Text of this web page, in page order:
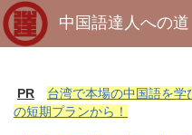
中国語達人への道
PR
台湾で本場の中国語を
の短期プランから！